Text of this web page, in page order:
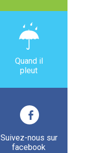
Quand il
pleut
Suivez-nous sur
facebook